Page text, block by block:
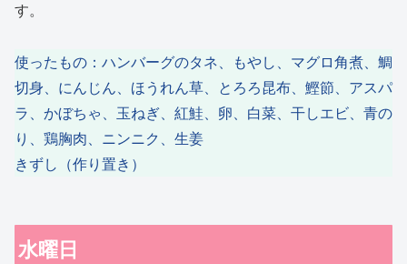
す。
使ったもの：ハンバーグのタネ、もやし、マグロ角煮、鯛
切身、にんじん、ほうれん草、とろろ昆布、鰹節、アスパ
ラ、かぼちゃ、玉ねぎ、紅鮭、卵、白菜、干しエビ、青の
り、鶏胸肉、ニンニク、生姜
きずし（作り置き）
水曜日